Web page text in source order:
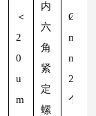
＜
2
0
u
m
内
六
角
紧
定
螺
Ø
m
m/
2
个